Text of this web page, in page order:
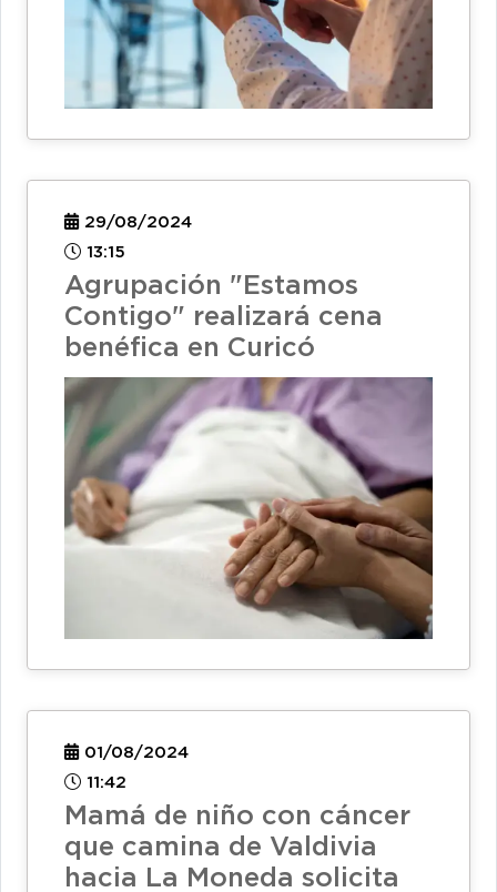
29/08/2024
13:15
Agrupación "Estamos
Contigo" realizará cena
benéfica en Curicó
01/08/2024
11:42
Mamá de niño con cáncer
que camina de Valdivia
hacia La Moneda solicita